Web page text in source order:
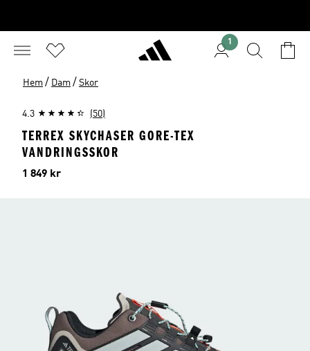
1
Hem / Dam / Skor
4.3 (50)
TERREX SKYCHASER GORE-TEX
VANDRINGSSKOR
Pris
1 849 kr